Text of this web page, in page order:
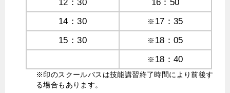
12：30
16：50
14：30
※ 17：35
15：30
※ 18：05
※ 18：40
※印のスクールバスは技能講習終了時間により前後す
る場合もあります。